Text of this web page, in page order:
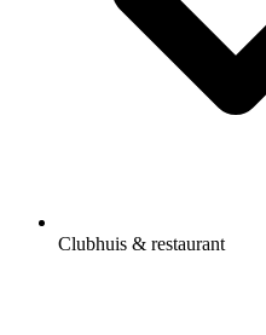
Clubhuis & restaurant